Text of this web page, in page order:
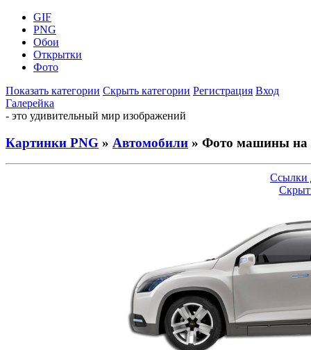
GIF
PNG
Обои
Открытки
Фото
Показать категории Скрыть категории Регистрация Вход
Галерейка
- это удивительный мир изображений
Картинки PNG » Автомобили » Фото машины на
Ссылки